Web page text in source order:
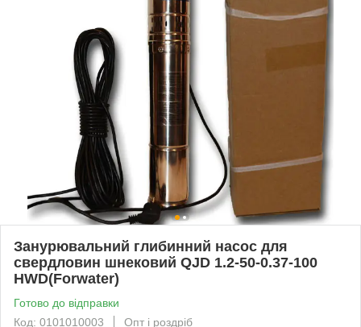
Занурювальний глибинний насос для
свердловин шнековий QJD 1.2-50-0.37-100
HWD(Forwater)
Готово до відправки
Код: 0101010003
Опт і роздріб